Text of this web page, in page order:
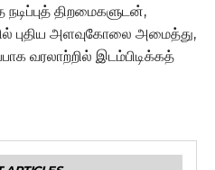
திறமைகளுடன்,
புதிய அளவுகோலை அமைத்து,
வரலாற்றில் இடம்பிடிக்கத்